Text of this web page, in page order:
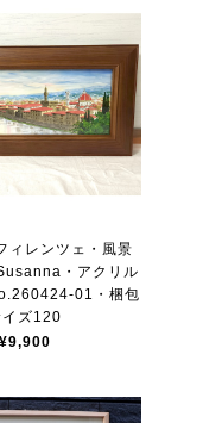
ィレンツェ・風景
・アクリル
01・梱包
イズ120
¥9,900